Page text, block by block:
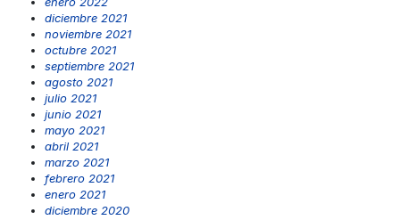
diciembre 2021
noviembre 2021
octubre 2021
septiembre 2021
agosto 2021
julio 2021
junio 2021
mayo 2021
abril 2021
marzo 2021
febrero 2021
enero 2021
diciembre 2020